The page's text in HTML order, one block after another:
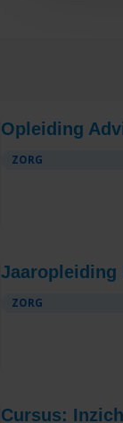
Opleiding
ZORG
Jaaropleiding
ZORG
Cursus: